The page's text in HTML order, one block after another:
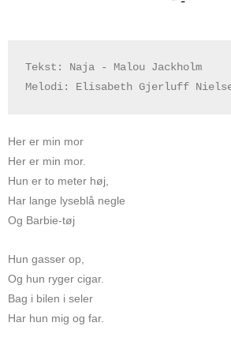
Tekst: Naja - Malou Jackholm
Melodi: Elisabeth Gjerluff
Her er min mor
Her er min mor.
Hun er to meter høj,
Har lange lyseblå negle
Og Barbie-tøj
Hun gasser op,
Og hun ryger cigar.
Bag i bilen i seler
Har hun mig og far.